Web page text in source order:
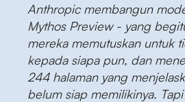
Anthropic membangun
Mythos Preview - yang
mereka memutuskan untuk
kepada siapa pun, dan
244 halaman yang
belum siap memilikinya.